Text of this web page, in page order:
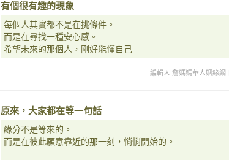
有個很有趣的現象
每個人其實都不是在挑條件。
而是在尋找一種安心感。
希望未來的那個人，剛好能懂自己
編輯人 詹媽媽華人姻緣網
原來，大家都在等一句話
緣分不是等來的。
而是在彼此願意靠近的那一刻，悄悄開始的。